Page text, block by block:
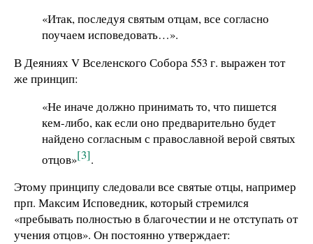
«Итак, последуя святым отцам, все согласно
поучаем исповедовать…».
В Деяниях V Вселенского Собора 553 г. выражен тот
же принцип:
«Не иначе должно принимать то, что пишется
кем-либо, как если оно предварительно будет
найдено согласным с православной верой святых
отцов»[3].
Этому принципу следовали все святые отцы, например
прп. Максим Исповедник, который стремился
«пребывать полностью в благочестии и не отступать от
учения отцов». Он постоянно утверждает: